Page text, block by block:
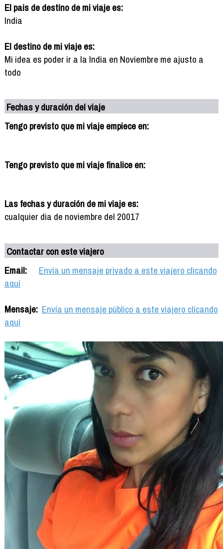
El pais de destino de mi viaje es:
India
El destino de mi viaje es:
Mi idea es poder ir a la India en Noviembre me ajusto a
todo
Fechas y duración del viaje
Tengo previsto que mi viaje empiece en:
Tengo previsto que mi viaje finalice en:
Las fechas y duración de mi viaje es:
cualquier dia de noviembre del 20017
Contactar con este viajero
Email:
Envía un mensaje privado a este viajero clicando
aquí
Mensaje: Envía un mensaje público a este viajero clicando
aquí